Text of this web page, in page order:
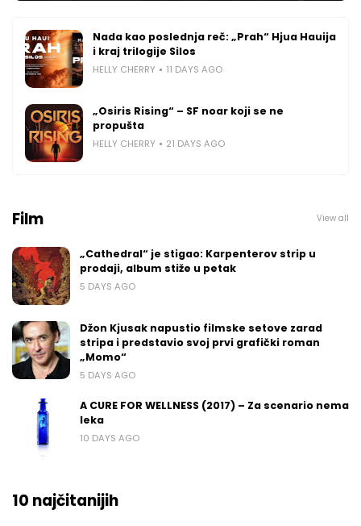
Nada kao poslednja reč: „Prah“ Hjua Hauija
i kraj trilogije Silos
HELLY CHERRY 11 DAYS AGO
„Osiris Rising“ – SF noar koji se ne
propušta
HELLY CHERRY 21 DAYS AGO
Film View all
„Cathedral“ je stigao: Karpenterov strip u
prodaji, album stiže u petak
5 DAYS AGO
Džon Kjusak napustio filmske setove zarad
stripa i predstavio svoj prvi grafički roman
„Momo“
5 DAYS AGO
A CURE FOR WELLNESS (2017) – Za scenario nema
leka
10 DAYS AGO
10 najčitanijih